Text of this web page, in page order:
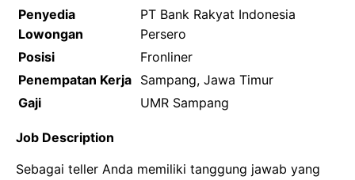
Penyedia
Lowongan
PT Bank Rakyat Indonesia
Persero
Posisi
Fronliner
Penempatan Kerja Sampang, Jawa Timur
Gaji
UMR Sampang
Job Description
Sebagai teller Anda memiliki tanggung jawab yang